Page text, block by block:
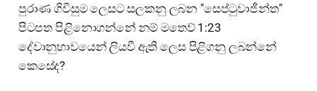
පුරාණ ගිවිසුම ලෙසට සලකනු ලබන "සෙප්ටුවාජීන්ත"
පිටපත පිළිනොගන්නේ නම් මතෙව් 1:23
දේවානුභාවයෙන් ලියවී ඇති ලෙස පිළිගනු ලබන්නේ
කෙසේද?